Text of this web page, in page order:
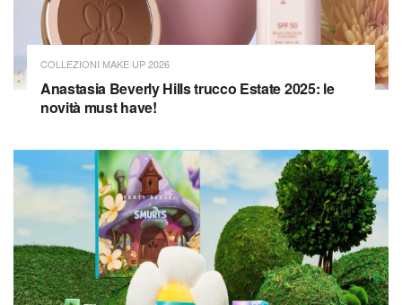
COLLEZIONI MAKE UP 2026
Anastasia Beverly Hills trucco Estate 2025: le
novità must have!